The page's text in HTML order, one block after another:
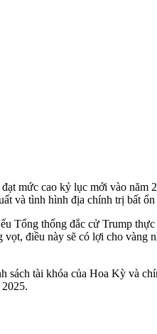
mức cao kỷ lục mới vào năm
và tình hình địa chính trị bất ổn
Tổng thống đắc cử Trump
điều này sẽ có lợi cho vàng
sách tài khóa của Hoa Kỳ và